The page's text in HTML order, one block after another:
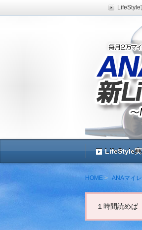
ANAマ
ANAマイレ
ラスで海外
LifeStyle
HOME ANAマイ
１時間読めば